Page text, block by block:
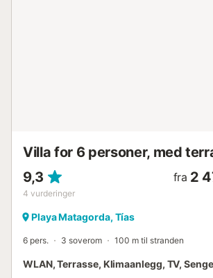
Villa for 6 personer, med
9,3
4 vurderinger
fra 2
Playa Matagorda, Tías
6 pers. 3 soverom 100 m til stranden
WLAN, Terrasse, Klimaanlegg, TV,